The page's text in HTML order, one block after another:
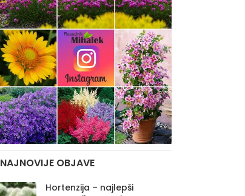
NAJNOVIJE OBJAVE
Hortenzija – najlepši